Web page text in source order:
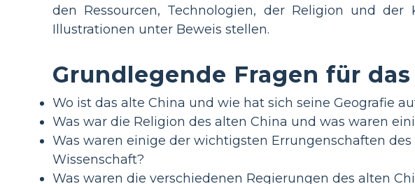
den Ressourcen, Technologien, der Religion und
Illustrationen unter Beweis stellen.
Grundlegende Fragen für
Wo ist das alte China und wie hat sich seine Geografie
Was war die Religion des alten China und was waren
Was waren einige der wichtigsten Errungenschaften
Wissenschaft?
Was waren die verschiedenen Regierungen des alten